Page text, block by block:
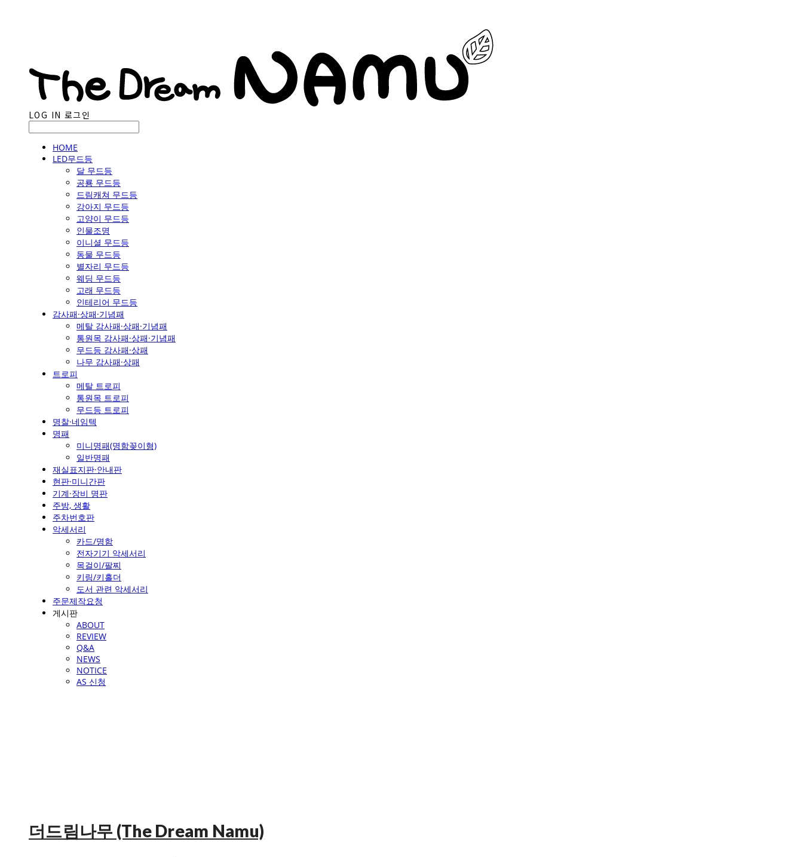
LOG IN 로그인
HOME
LED무드등
달 무드등
공룡 무드등
드림캐쳐 무드등
강아지 무드등
고양이 무드등
인물조명
이니셜 무드등
동물 무드등
별자리 무드등
웨딩 무드등
고래 무드등
인테리어 무드등
감사패·상패·기념패
메탈 감사패·상패·기념패
통원목 감사패·상패·기념패
무드등 감사패·상패
나무 감사패·상패
트로피
메탈 트로피
통원목 트로피
무드등 트로피
명찰·네임텍
명패
미니명패(명함꽂이형)
일반명패
재실표지판·안내판
현판·미니간판
기계·장비 명판
주방, 생활
주차번호판
악세서리
카드/명함
전자기기 악세서리
목걸이/팔찌
키링/키홀더
도서 관련 악세서리
주문제작요청
게시판
ABOUT
REVIEW
Q&A
NEWS
NOTICE
AS 신청
더드림나무 (The Dream Namu)